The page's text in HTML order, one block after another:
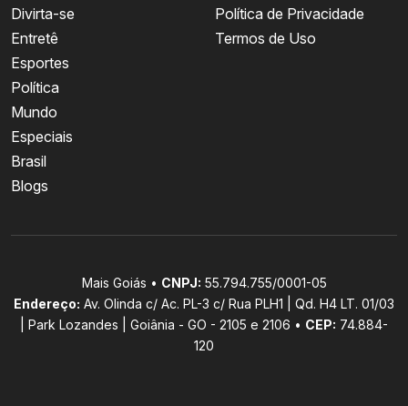
Divirta-se
Entretê
Esportes
Política
Mundo
Especiais
Brasil
Blogs
Política de Privacidade
Termos de Uso
Mais Goiás • CNPJ: 55.794.755/0001-05
Endereço: Av. Olinda c/ Ac. PL-3 c/ Rua PLH1 | Qd. H4 LT. 01/03
| Park Lozandes | Goiânia - GO - 2105 e 2106 • CEP: 74.884-
120